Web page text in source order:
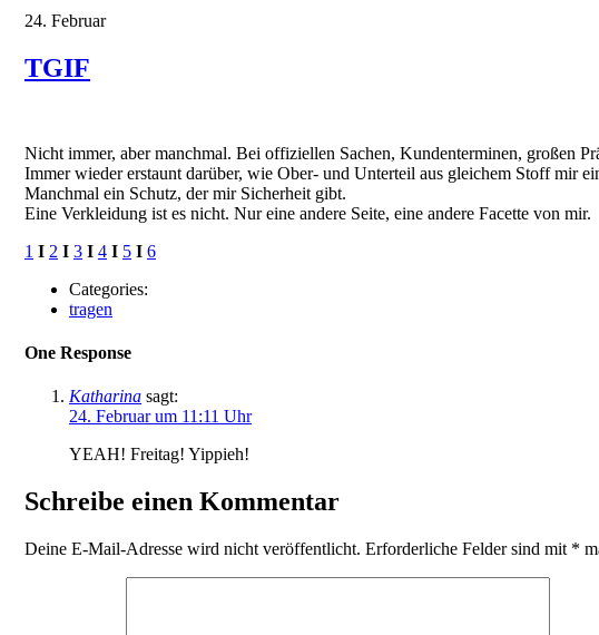
24. Februar
TGIF
Nicht immer, aber manchmal. Bei offiziellen Sachen, Kundenterminen, großen
Immer wieder erstaunt darüber, wie Ober- und Unterteil aus gleichem Stoff mir
Manchmal ein Schutz, der mir Sicherheit gibt.
Eine Verkleidung ist es nicht. Nur eine andere Seite, eine andere Facette von mir.
1 I 2 I 3 I 4 I 5 I 6
Categories:
tragen
One Response
Katharina sagt:
24. Februar um 11:11 Uhr
YEAH! Freitag! Yippieh!
Schreibe einen Kommentar
Deine E-Mail-Adresse wird nicht veröffentlicht. Erforderliche Felder sind mit *